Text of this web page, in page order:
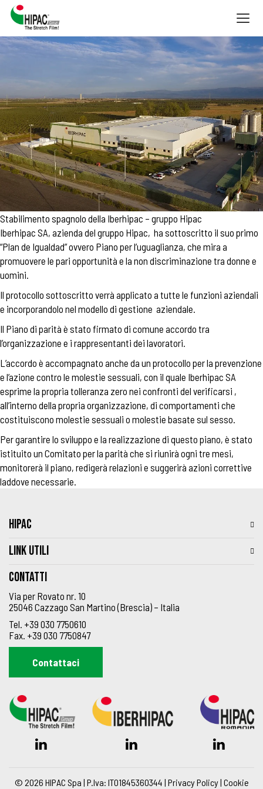
Stabilimento spagnolo della Iberhipac – gruppo Hipac
Iberhipac SA, azienda del gruppo Hipac, ha sottoscritto il suo primo
“Plan de Igualdad” ovvero Piano per l’uguaglianza, che mira a
promuovere le pari opportunità e la non discriminazione tra donne e
uomini.
Il protocollo sottoscritto verrà applicato a tutte le funzioni aziendali
e incorporandolo nel modello di gestione aziendale.
Il Piano di parità è stato firmato di comune accordo tra
l’organizzazione e i rappresentanti dei lavoratori.
L’accordo è accompagnato anche da un protocollo per la prevenzione
e l’azione contro le molestie sessuali, con il quale Iberhipac SA
esprime la propria tolleranza zero nei confronti del verificarsi ,
all’interno della propria organizzazione, di comportamenti che
costituiscono molestie sessuali o molestie basate sul sesso.
Per garantire lo sviluppo e la realizzazione di questo piano, è stato
istituito un Comitato per la parità che si riunirà ogni tre mesi,
monitorerà il piano, redigerà relazioni e suggerirà azioni correttive
laddove necessarie.
HIPAC
LINK UTILI
Contatti
Via per Rovato nr. 10
25046 Cazzago San Martino (Brescia) – Italia
Tel. +39 030 7750610
Fax. +39 030 7750847
Contattaci
© 2026 HIPAC Spa | P.Iva: IT01845360344 | Privacy Policy| Cookie